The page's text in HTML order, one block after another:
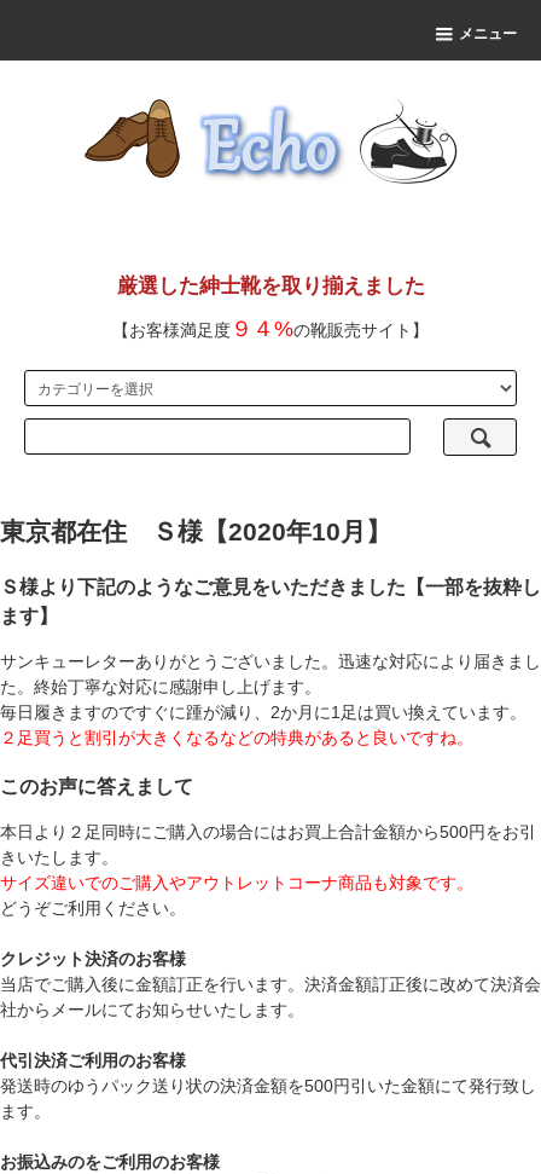
メニュー
厳選した紳士靴を取り揃えました
【お客様満足度 ９４%の靴販売サイト】
東京都在住 Ｓ様【2020年10月】
Ｓ様より下記のようなご意見をいただきました【一部を抜粋し
ます】
サンキューレターありがとうございました。迅速な対応により届きまし
た。終始丁寧な対応に感謝申し上げます。
毎日履きますのですぐに踵が減り、2か月に1足は買い換えています。
２足買うと割引が大きくなるなどの特典があると良いですね。
このお声に答えまして
本日より２足同時にご購入の場合にはお買上合計金額から500円をお引
きいたします。
サイズ違いでのご購入やアウトレットコーナ商品も対象です。
どうぞご利用ください。
クレジット決済のお客様
当店でご購入後に金額訂正を行います。決済金額訂正後に改めて決済会
社からメールにてお知らせいたします。
代引決済ご利用のお客様
発送時のゆうパック送り状の決済金額を500円引いた金額にて発行致し
ます。
お振込みのをご利用のお客様